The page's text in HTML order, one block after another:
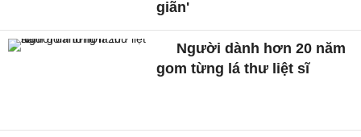
giãn'
Người dành hơn 20 năm
gom từng lá thư liệt sĩ